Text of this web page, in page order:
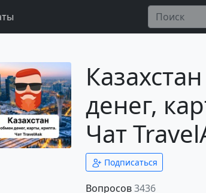
денег,
Чат
Подписаться
Вопросов3436